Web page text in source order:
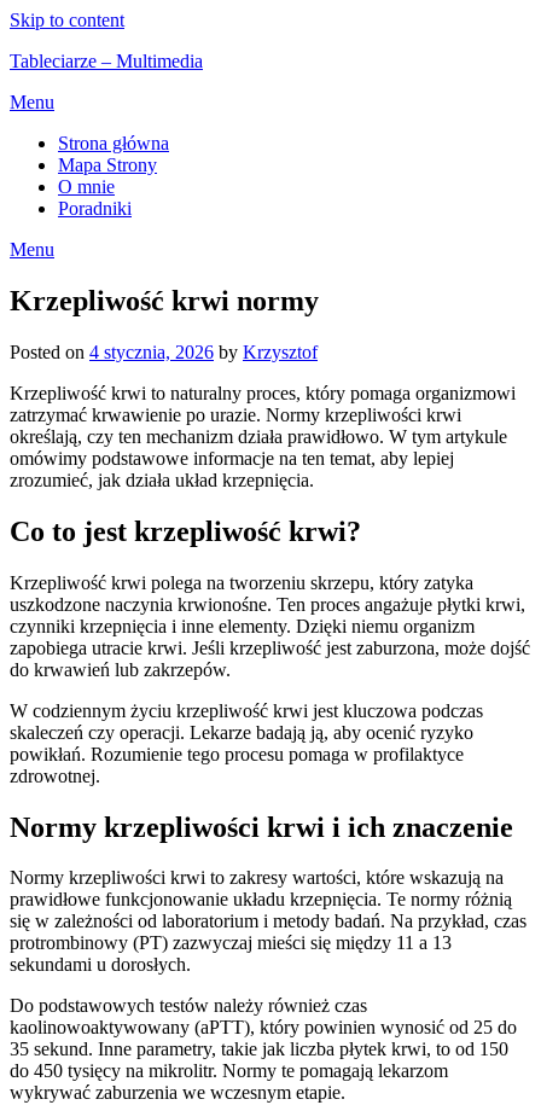
Skip to content
Tableciarze – Multimedia
Menu
Strona główna
Mapa Strony
O mnie
Poradniki
Menu
Krzepliwość krwi normy
Posted on 4 stycznia, 2026 by Krzysztof
Krzepliwość krwi to naturalny proces, który pomaga organizmowi
zatrzymać krwawienie po urazie. Normy krzepliwości krwi
określają, czy ten mechanizm działa prawidłowo. W tym artykule
omówimy podstawowe informacje na ten temat, aby lepiej
zrozumieć, jak działa układ krzepnięcia.
Co to jest krzepliwość krwi?
Krzepliwość krwi polega na tworzeniu skrzepu, który zatyka
uszkodzone naczynia krwionośne. Ten proces angażuje płytki krwi,
czynniki krzepnięcia i inne elementy. Dzięki niemu organizm
zapobiega utracie krwi. Jeśli krzepliwość jest zaburzona, może dojść
do krwawień lub zakrzepów.
W codziennym życiu krzepliwość krwi jest kluczowa podczas
skaleczeń czy operacji. Lekarze badają ją, aby ocenić ryzyko
powikłań. Rozumienie tego procesu pomaga w profilaktyce
zdrowotnej.
Normy krzepliwości krwi i ich znaczenie
Normy krzepliwości krwi to zakresy wartości, które wskazują na
prawidłowe funkcjonowanie układu krzepnięcia. Te normy różnią
się w zależności od laboratorium i metody badań. Na przykład, czas
protrombinowy (PT) zazwyczaj mieści się między 11 a 13
sekundami u dorosłych.
Do podstawowych testów należy również czas
kaolinowoaktywowany (aPTT), który powinien wynosić od 25 do
35 sekund. Inne parametry, takie jak liczba płytek krwi, to od 150
do 450 tysięcy na mikrolitr. Normy te pomagają lekarzom
wykrywać zaburzenia we wczesnym etapie.